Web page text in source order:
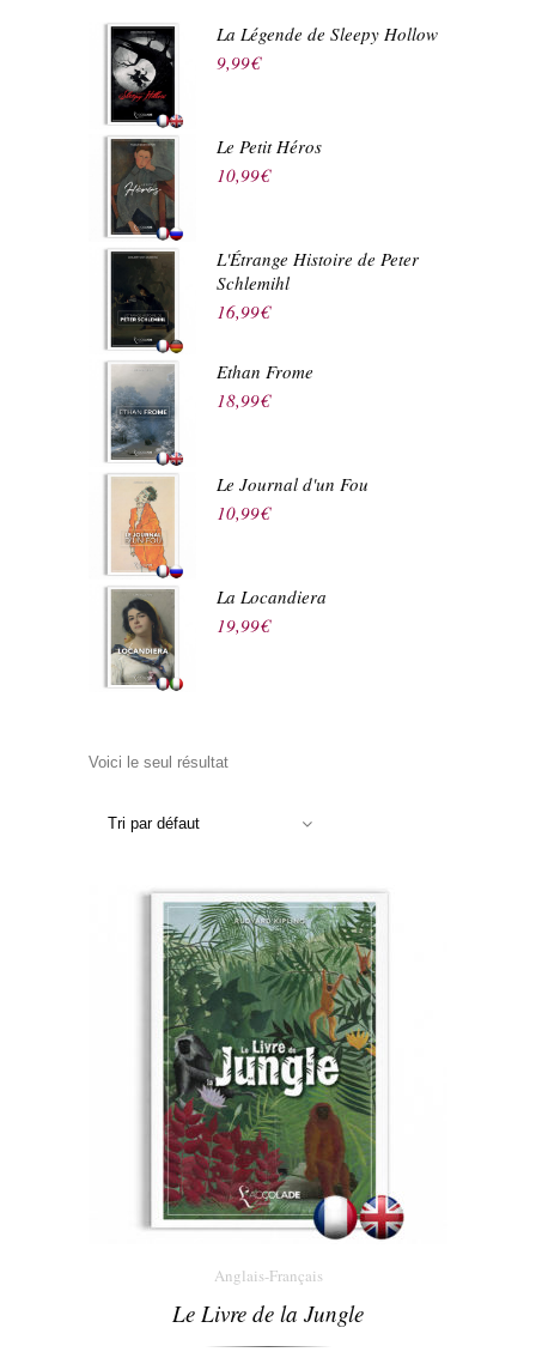
La Légende de Sleepy Hollow
9,99€
Le Petit Héros
10,99€
L'Étrange Histoire de Peter
Schlemihl
16,99€
Ethan Frome
18,99€
Le Journal d'un Fou
10,99€
La Locandiera
19,99€
Voici le seul résultat
Tri par défaut
Anglais-Français
Le Livre de la Jungle